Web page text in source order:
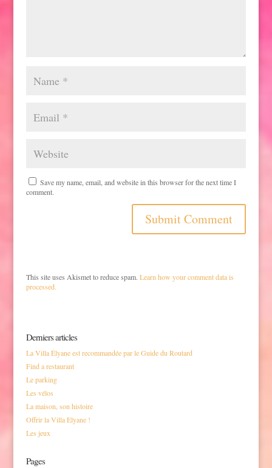
Save my name, email, and website in this browser for the next time I
comment.
This site uses Akismet to reduce spam. Learn how your comment data is
processed.
Derniers articles
La Villa Élyane est recommandée par le Guide du Routard
Find a restaurant
Le parking
Les vélos
La maison, son histoire
Offrir la Villa Elyane !
Les jeux
Pages